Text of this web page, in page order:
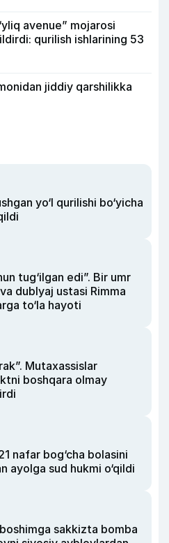
avenue” mojarosi
qurilish ishlarining 53
jiddiy qarshilikka
yo‘l qurilishi bo‘yicha
tug‘ilgan edi”. Bir umr
dublyaj ustasi Rimma
to‘la hayoti
Mutaxassislar
boshqara olmay
nafar bog‘cha bolasini
ayolga sud hukmi o‘qildi
sakkizta bomba